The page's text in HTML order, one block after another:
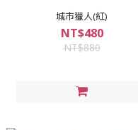
城市獵人(紅)
NT$480
NT$880